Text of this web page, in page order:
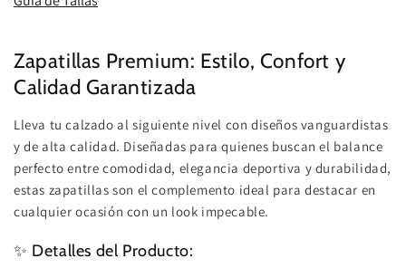
Zapatillas Premium: Estilo, Confort y
Calidad Garantizada
Lleva tu calzado al siguiente nivel con diseños vanguardistas
y de alta calidad. Diseñadas para quienes buscan el balance
perfecto entre comodidad, elegancia deportiva y durabilidad,
estas zapatillas son el complemento ideal para destacar en
cualquier ocasión con un look impecable.
✨ Detalles del Producto: